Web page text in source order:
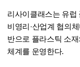
리사이클래스는 유럽
비영리·산업계 협의
반으로 플라스틱 소
체계를 운영한다.